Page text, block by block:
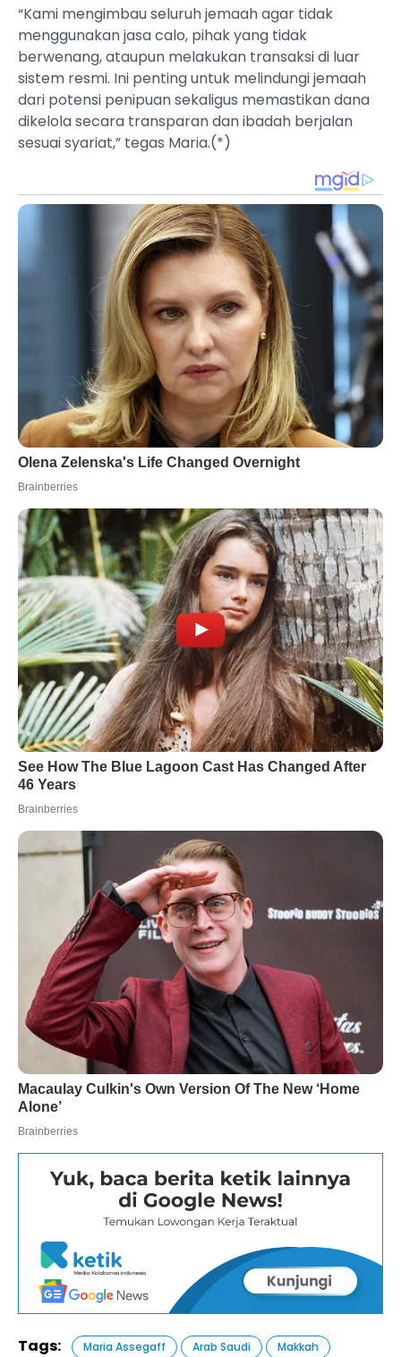
“Kami mengimbau seluruh jemaah agar tidak
menggunakan jasa calo, pihak yang tidak
berwenang, ataupun melakukan transaksi di luar
sistem resmi. Ini penting untuk melindungi jemaah
dari potensi penipuan sekaligus memastikan dana
dikelola secara transparan dan ibadah berjalan
sesuai syariat,” tegas Maria.(*)
Tags: Maria Assegaff Arab Saudi
Makkah